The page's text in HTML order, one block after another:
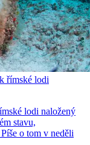
římské lodi
lodi naložený
stavu,
o tom v neděli